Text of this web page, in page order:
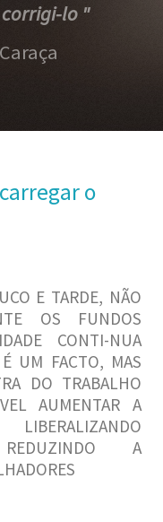
lo "
o
E TARDE, NÃO
OS FUNDOS
CONTI-NUA
UM FACTO, MAS
DO TRABALHO
AUMENTAR A
A